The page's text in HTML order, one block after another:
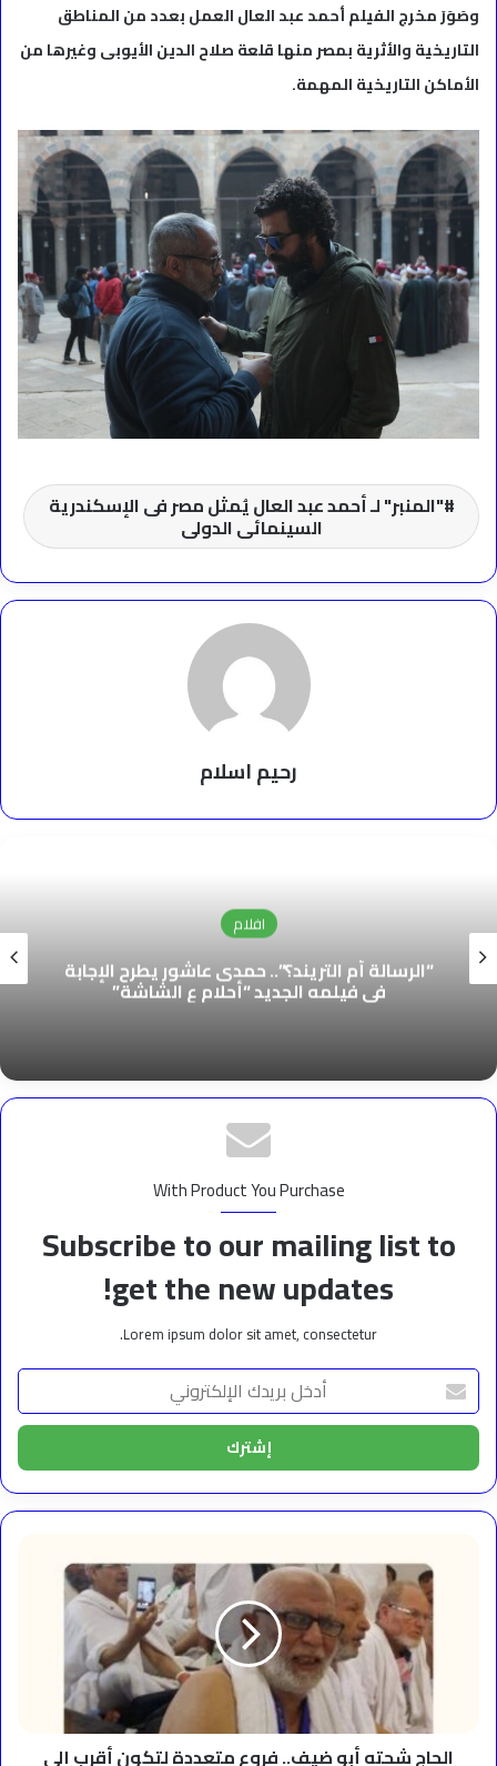
وصَوَرَ مخرج الفيلم أحمد عبد العال العمل بعدد من المناطق
التاريخية والأثرية بمصر منها قلعة صلاح الدين الأيوبى وغيرها من
الأماكن التاريخية المهمة.
"المنبر" لـ أحمد عبد العال يُمثل مصر فى الإسكندرية
السينمائى الدولى
رحيم اسلام
افلام
“الرسالة أم التريند؟”.. حمدى عاشور يطرح الإجابة
فى فيلمه الجديد “أحلام ع الشاشة”
With Product You Purchase
Subscribe to our mailing list to
get the new updates!
Lorem ipsum dolor sit amet, consectetur.
أدخل
بريدك
الإلكتروني
عملائهاالحاج شحته أبو ضيف.. فروع متعددة لتكون أقرب إلى